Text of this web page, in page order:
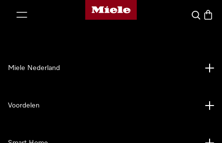
Homepage van Miele
Wat zoek
Miele Nederland
Voordelen